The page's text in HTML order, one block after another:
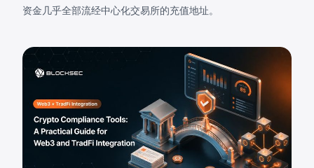
资金几乎全部流经中心化交易所的充值地址。